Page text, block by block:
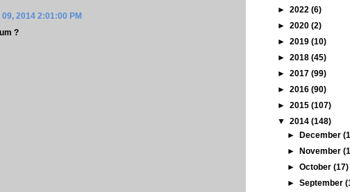
2014 2:01:00 PM
?
► 2022 (6)
► 2020 (2)
► 2019 (10)
► 2018 (45)
► 2017 (99)
► 2016 (90)
► 2015 (107)
▼ 2014 (148)
►
December
►
November
►October(17)
►September